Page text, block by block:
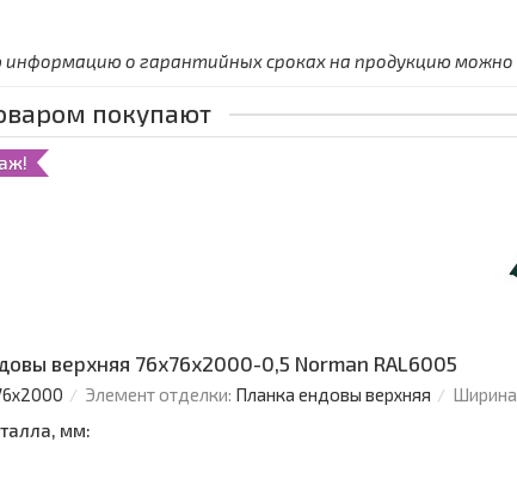
о гарантийных сроках на продукцию
покупают
верхняя 76х76х2000-0,5 Norman RAL6005
Элемент отделки: Планка ендовы верхняя
мм: